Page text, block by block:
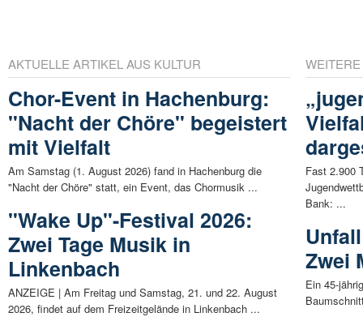
AKTUELLE ARTIKEL AUS KULTUR
Chor-Event in Hachenburg:
"Nacht der Chöre" begeistert
mit Vielfalt
Am Samstag (1. August 2026) fand in Hachenburg die
"Nacht der Chöre" statt, ein Event, das Chormusik ...
"Wake Up"-Festival 2026:
Zwei Tage Musik in
Linkenbach
ANZEIGE | Am Freitag und Samstag, 21. und 22. August
2026, findet auf dem Freizeitgelände in Linkenbach ...
Fast 2.900
Bank: ...
Zwei
Ein 45-